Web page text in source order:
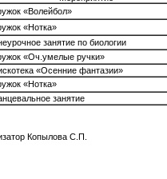
«Волейбол»
«Нотка»
занятие по биологии
«Оч.умелые ручки»
«Осенние фантазии»
«Нотка»
занятие
Копылова С.П.